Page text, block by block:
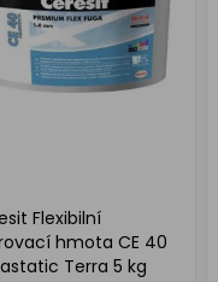
Flexibilní
hmota CE 40
Terra 5 kg